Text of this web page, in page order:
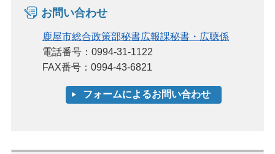
お問い合わせ
鹿屋市総合政策部秘書広報課秘書・広聴係
電話番号：0994-31-1122
FAX番号：0994-43-6821